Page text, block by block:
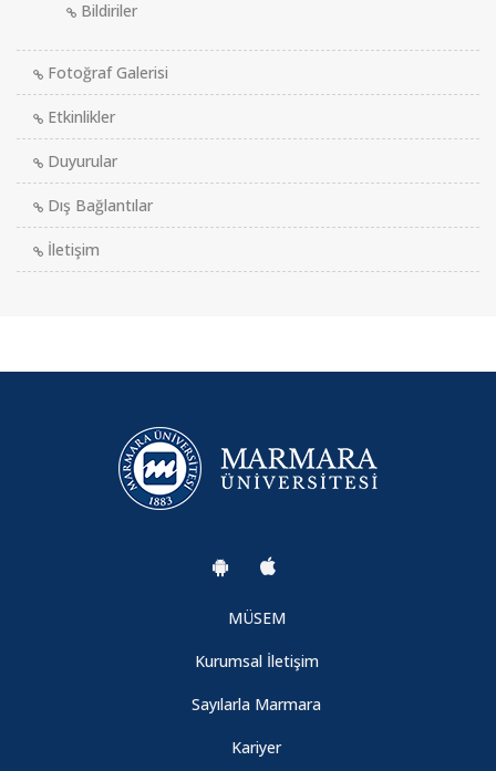
Bildiriler
Fotoğraf Galerisi
Etkinlikler
Duyurular
Dış Bağlantılar
İletişim
MÜSEM
Kurumsal İletişim
Sayılarla Marmara
Kariyer